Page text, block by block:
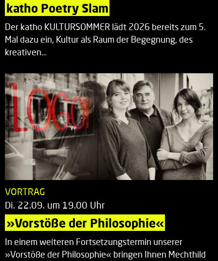
katho Poetry Slam
Der katho KULTURSOMMER lädt 2026 bereits zum 5.
Mal dazu ein, Kultur als Raum der Begegnung, des
kreativen…
VORTRAG
Di. 22.09. um 19.00 Uhr
»Vorstöße der Philosophie«
In einem weiteren Fortsetzungstermin unserer
»Vorstöße der Philosophie« bringen Ihnen Mechthild